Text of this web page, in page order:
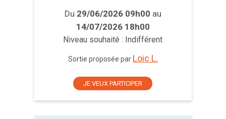
Du 29/06/2026 09h00 au
14/07/2026 18h00
Niveau souhaité : Indifférent
Sortie proposée par Loic L.
JE VEUX PARTICIPER